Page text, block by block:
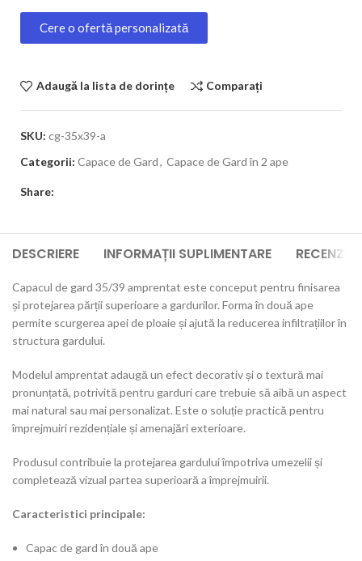
Cere o ofertă personalizată
Adaugă la lista de dorințe Comparați
SKU: cg-35x39-a
Categorii: Capace de Gard, Capace de Gard în 2 ape
Share:
DESCRIERE INFORMAȚII SUPLIMENTARE RECENZII
Capacul de gard 35/39 amprentat este conceput pentru finisarea
și protejarea părții superioare a gardurilor. Forma în două ape
permite scurgerea apei de ploaie și ajută la reducerea infiltrațiilor în
structura gardului.
Modelul amprentat adaugă un efect decorativ și o textură mai
pronunțată, potrivită pentru garduri care trebuie să aibă un aspect
mai natural sau mai personalizat. Este o soluție practică pentru
împrejmuiri rezidențiale și amenajări exterioare.
Produsul contribuie la protejarea gardului împotriva umezelii și
completează vizual partea superioară a împrejmuirii.
Caracteristici principale:
Capac de gard în două ape